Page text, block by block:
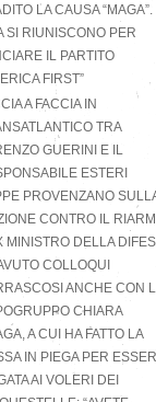
LA CAUSA “MAGA”.
SI RIUNISCONO PER
IL PARTITO
FIRST”
A FACCIA IN
TRA
GUERINI E IL
ESTERI
PROVENZANO
CONTRO IL
MINISTRO DELLA
COLLOQUI
ANCHE CON
CHIARA
A CUI HA FATTO LA
IN PIEGA PER
AI VOLERI DEI